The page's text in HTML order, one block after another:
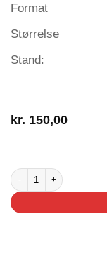
Format
Størrelse
Stand:
kr. 150,00
Oliver & Co. antal